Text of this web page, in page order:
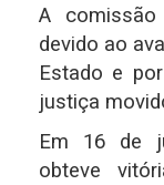
A
devido ao
Estado e
justiça
Em 16 de
obteve